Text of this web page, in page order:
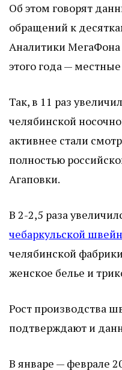
Об этом говорят
обращений к
Аналитики МегаФона
этого года —
Так, в 11 раз
челябинской
активнее стали
полностью
Агаповки.
В 2-2,5 раза
чебаркульской
челябинской
женское белье и
Рост производства
подтверждают и
В январе — феврале